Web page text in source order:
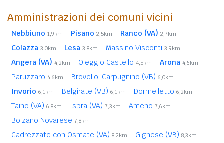
Amministrazioni dei comuni vicini
Nebbiuno 1,9km Pisano 2,5km Ranco (VA) 2,7km
Colazza 3,0km Lesa 3,8km Massino Visconti 3,9km
Angera (VA) 4,2km Oleggio Castello 4,5km Arona 4,6km
Paruzzaro 4,6km Brovello-Carpugnino (VB) 6,0km
Invorio 6,1km Belgirate (VB) 6,1km Dormelletto 6,2km
Taino (VA) 6,8km Ispra (VA) 7,3km Ameno 7,6km
Bolzano Novarese 7,8km
Cadrezzate con Osmate (VA) 8,2km Gignese (VB) 8,3km